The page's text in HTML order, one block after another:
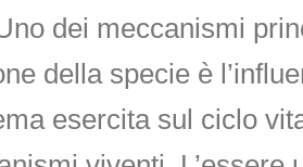
dei meccanismi
della specie è
esercita sul ciclo